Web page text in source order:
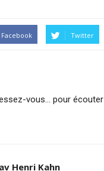
Facebook Twitter
vous… pour écouter
Henri Kahn